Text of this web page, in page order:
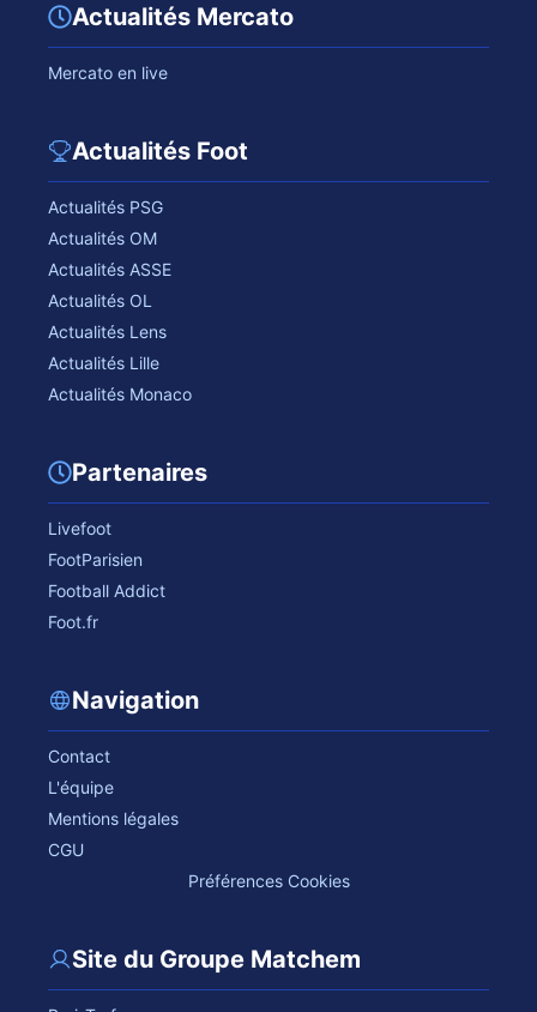
Actualités Mercato
Mercato en live
Actualités Foot
Actualités PSG
Actualités OM
Actualités ASSE
Actualités OL
Actualités Lens
Actualités Lille
Actualités Monaco
Partenaires
Livefoot
FootParisien
Football Addict
Foot.fr
Navigation
Contact
L'équipe
Mentions légales
CGU
Préférences Cookies
Site du Groupe Matchem